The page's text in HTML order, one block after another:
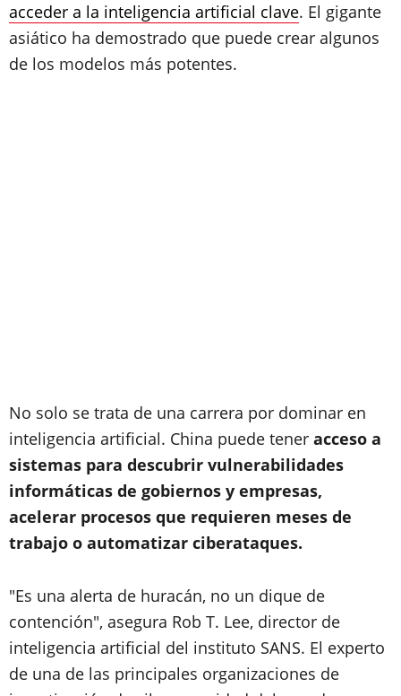
acceder a la inteligencia artificial clave. El gigante
asiático ha demostrado que puede crear algunos
de los modelos más potentes.
No solo se trata de una carrera por dominar en
inteligencia artificial. China puede tener acceso a
sistemas para descubrir vulnerabilidades
informáticas de gobiernos y empresas,
acelerar procesos que requieren meses de
trabajo o automatizar ciberataques.
"Es una alerta de huracán, no un dique de
contención", asegura Rob T. Lee, director de
inteligencia artificial del instituto SANS. El experto
de una de las principales organizaciones de